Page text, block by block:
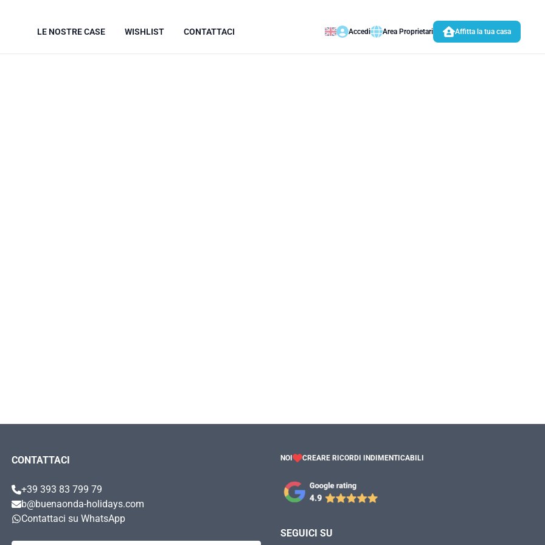
LE NOSTRE CASE WISHLIST CONTATTACI Accedi Area Proprietari Affitta la tua casa
CONTATTACI
+39 393 83 799 79
b@buenaonda-holidays.com
Contattaci su WhatsApp
NOI CREARE RICORDI INDIMENTICABILI
SEGUICI SU